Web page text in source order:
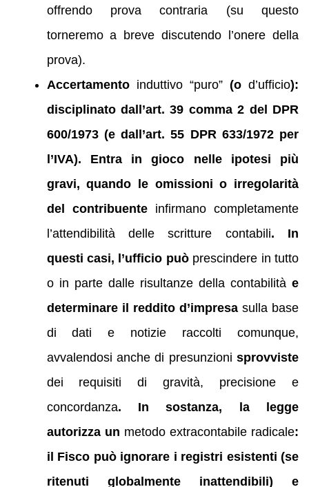
offrendo prova contraria (su questo
torneremo a breve discutendo l’onere della
prova).
Accertamentoinduttivo “puro” (od’ufficio):
disciplinato dall’art. 39 comma 2 del DPR
600/1973 (e dall’art. 55 DPR 633/1972 per
l’IVA). Entra in gioco nelle ipotesi più
gravi, quando le omissioni o irregolarità
del contribuenteinfirmano completamente
l’attendibilità delle scritture contabili. In
questi casi, l’ufficio puòprescindere in tutto
o in parte dalle risultanze della contabilità e
determinare il reddito d’impresasulla base
di dati e notizie raccolti comunque,
avvalendosi anche di presunzioni sprovviste
dei requisiti di gravità, precisione e
concordanza. In sostanza, la legge
autorizza un metodo extracontabile radicale:
il Fisco può ignorare i registri esistenti (se
ritenuti globalmente inattendibili) e